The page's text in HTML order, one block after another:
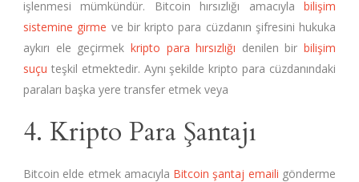
işlenmesi mümkündür. Bitcoin hırsızlığı amacıyla bilişim
sistemine girme ve bir kripto para cüzdanın şifresini hukuka
aykırı ele geçirmek kripto para hırsızlığı denilen bir bilişim
suçu teşkil etmektedir. Aynı şekilde kripto para cüzdanındaki
paraları başka yere transfer etmek veya
4. Kripto Para Şantajı
Bitcoin elde etmek amacıyla Bitcoin şantaj emaili gönderme